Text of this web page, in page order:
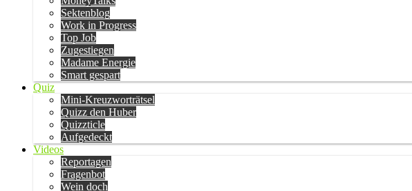
Sektenblog
Work in Progress
Top Job
Zugestiegen
Madame Energie
Smart gespart
Quiz
Mini-Kreuzworträtsel
Quizz den Huber
Quizzticle
Aufgedeckt
Videos
Reportagen
Fragenbot
Wein doch